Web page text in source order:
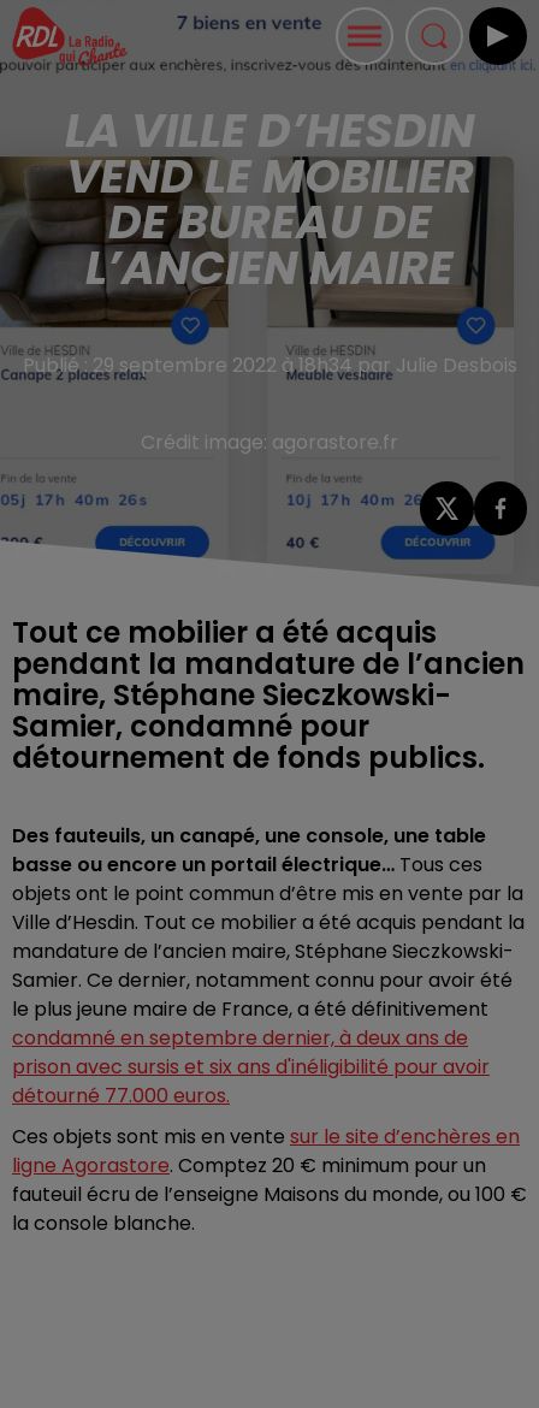
LA VILLE D’HESDIN
VEND LE MOBILIER
DE BUREAU DE
L’ANCIEN MAIRE
Publié : 29 septembre 2022 à 18h34 par Julie Desbois
Crédit image: agorastore.fr
Tout ce mobilier a été acquis
pendant la mandature de l’ancien
maire, Stéphane Sieczkowski-
Samier, condamné pour
détournement de fonds publics.
Des fauteuils, un canapé, une console, une table
basse ou encore un portail électrique… Tous ces
objets ont le point commun d’être mis en vente par la
Ville d’Hesdin. Tout ce mobilier a été acquis pendant la
mandature de l’ancien maire, Stéphane Sieczkowski-
Samier. Ce dernier, notamment connu pour avoir été
le plus jeune maire de France, a été définitivement
condamné en septembre dernier, à deux ans de
prison avec sursis et six ans d'inéligibilité pour avoir
détourné 77.000 euros.
Ces objets sont mis en vente sur le site d’enchères en
ligne Agorastore. Comptez 20 € minimum pour un
fauteuil écru de l’enseigne Maisons du monde, ou 100 €
la console blanche.